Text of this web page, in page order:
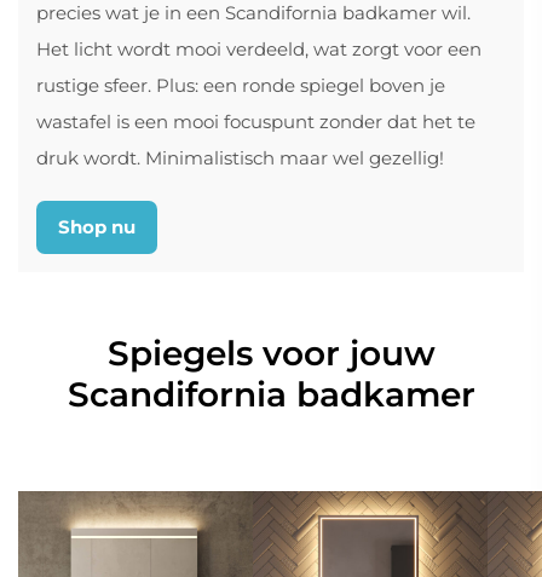
precies wat je in een Scandifornia badkamer wil.
Het licht wordt mooi verdeeld, wat zorgt voor een
rustige sfeer. Plus: een ronde spiegel boven je
wastafel is een mooi focuspunt zonder dat het te
druk wordt. Minimalistisch maar wel gezellig!
Shop nu
Spiegels voor jouw
Scandifornia badkamer